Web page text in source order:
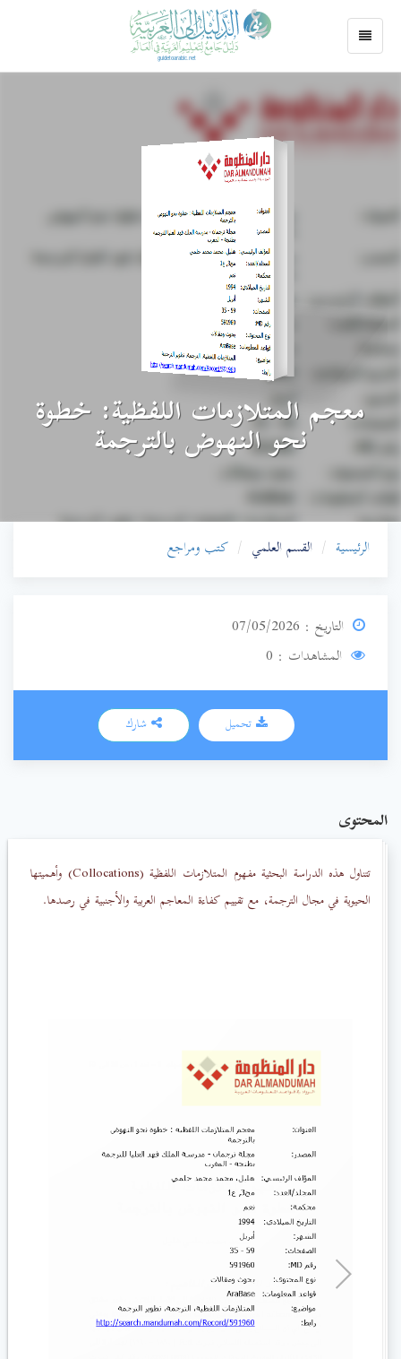
معجم المتلازمات اللفظية: خطوة
نحو النهوض بالترجمة
الرئيسية القسم العلمي كتب ومراجع
التاريخ : 07/05/2026
المشاهدات : 0
تحميل
المحتوى
تتناول هذه الدراسة البحثية مفهوم المتلازمات اللفظية (Collocations) وأهميتها
الحيوية في مجال الترجمة، مع تقييم كفاءة المعاجم العربية والأجنبية في رصدها.